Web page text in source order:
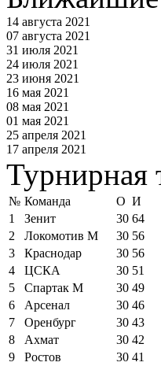
14 августа 2021
07 августа 2021
31 июля 2021
24 июля 2021
23 июня 2021
16 мая 2021
08 мая 2021
01 мая 2021
25 апреля 2021
17 апреля 2021
Турнирная
№ Команда О И
1
Зенит 30 64
2
Локомотив М 30 56
3
Краснодар 30 56
4
ЦСКА 30 51
5
Спартак М 30 49
6
Арсенал 30 46
7
Оренбург 30 43
8
Ахмат 30 42
9
Ростов 30 41